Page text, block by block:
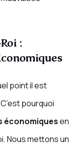
:
point il est
pourquoi
économiquesen
Nous mettons un